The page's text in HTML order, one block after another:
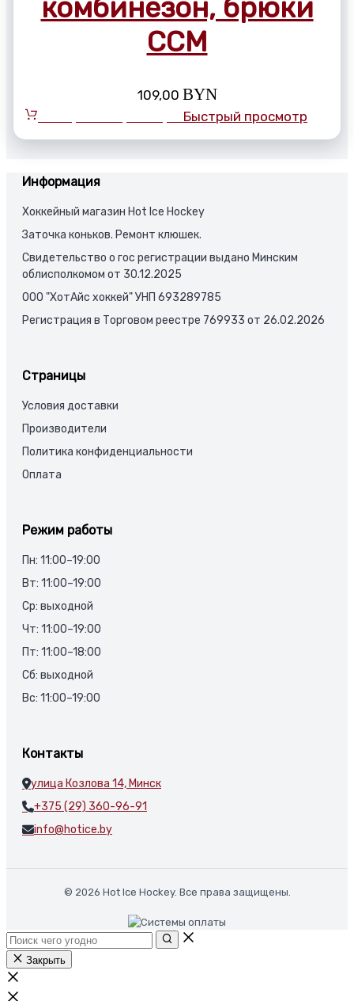
комбинезон, брюки
CCM
109,00 BYN
Быстрый просмотр
Информация
Хоккейный магазин Hot Ice Hockey
Заточка коньков. Ремонт клюшек.
Свидетельство о гос регистрации выдано Минским
облисполкомом от 30.12.2025
ООО "ХотАйс хоккей" УНП 693289785
Регистрация в Торговом реестре 769933 от 26.02.2026
Страницы
Условия доставки
Производители
Политика конфиденциальности
Оплата
Режим работы
Пн: 11:00–19:00
Вт: 11:00–19:00
Ср: выходной
Чт: 11:00–19:00
Пт: 11:00–18:00
Сб: выходной
Вс: 11:00–19:00
Контакты
улица Козлова 14, Минск
+375 (29) 360-96-91
info@hotice.by
© 2026 Hot Ice Hockey. Все права защищены.
Закрыть